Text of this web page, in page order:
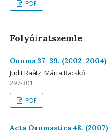
PDF
Folyóiratszemle
Onoma 37–39. (2002–2004)
Judit Raátz, Márta Bacskó
297-301
PDF
Acta Onomastica 48. (2007)